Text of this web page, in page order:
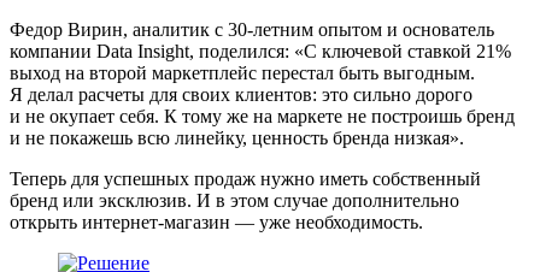
Федор Вирин, аналитик с 30-летним опытом и основатель
компании Data Insight, поделился: «С ключевой ставкой 21%
выход на второй маркетплейс перестал быть выгодным.
Я делал расчеты для своих клиентов: это сильно дорого
и не окупает себя. К тому же на маркете не построишь бренд
и не покажешь всю линейку, ценность бренда низкая».
Теперь для успешных продаж нужно иметь собственный
бренд или эксклюзив. И в этом случае дополнительно
открыть интернет-магазин — уже необходимость.